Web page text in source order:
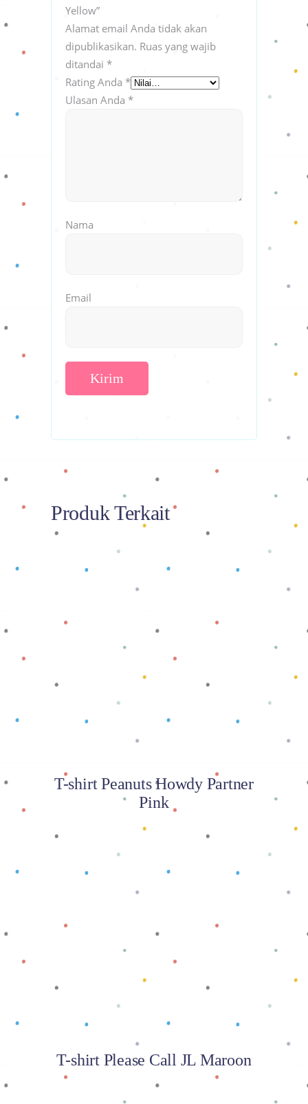
Yellow”
Alamat email Anda tidak akan
dipublikasikan. Ruas yang wajib
ditandai *
Rating Anda *
Ulasan Anda *
Nama
Email
Produk Terkait
Baca selengkapnya
T-shirt Peanuts Howdy Partner
Pink
Baca selengkapnya
T-shirt Please Call JL Maroon